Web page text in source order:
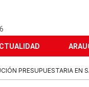
PRESUPUESTARIA EN